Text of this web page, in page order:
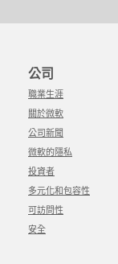
公司
職業生涯
關於微軟
公司新聞
微軟的隱私
投資者
多元化和包容性
可訪問性
安全